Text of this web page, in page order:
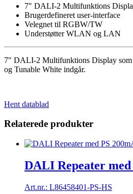
antal
7″ DALI-2 Multifunktions
Brugerdefineret user-interface
Velegnet til RGBW/TW
Understøtter WLAN og LAN
7″ DALI-2 Multifunktions Display som
og Tunable White indgår.
Hent datablad
Relaterede produkter
DALI Repeater
Art.nr.: L86458401-PS-HS